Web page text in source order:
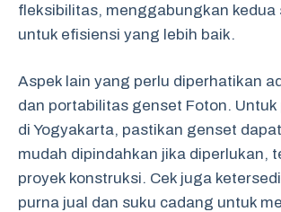
fleksibilitas, menggabungkan kedua
untuk efisiensi yang lebih baik.
Aspek lain yang perlu diperhatikan
dan portabilitas genset Foton.
di Yogyakarta, pastikan genset
mudah dipindahkan jika diperlukan,
proyek konstruksi. Cek juga
purna jual dan suku cadang untuk